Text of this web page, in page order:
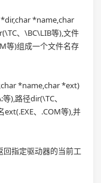
*name,char
、\BC\LIB等),文件
等)组成一个文件名存
*name,char *ext)
),路径dir(\TC、
ext(.EXE、.COM等),并
指定驱动器的当前工